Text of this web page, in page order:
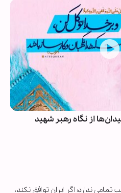
از نگاه رهبر شهید
تمامی ندارد؛ اگر ایران توافق نکند،